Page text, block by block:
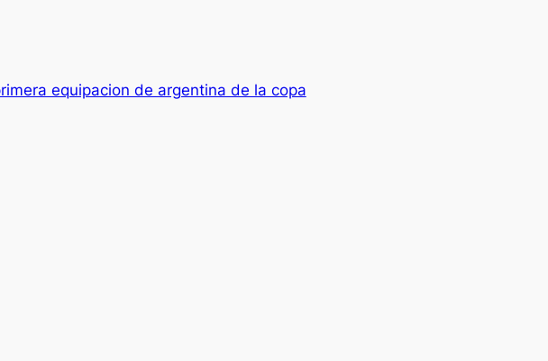
equipacion de argentina de la copa